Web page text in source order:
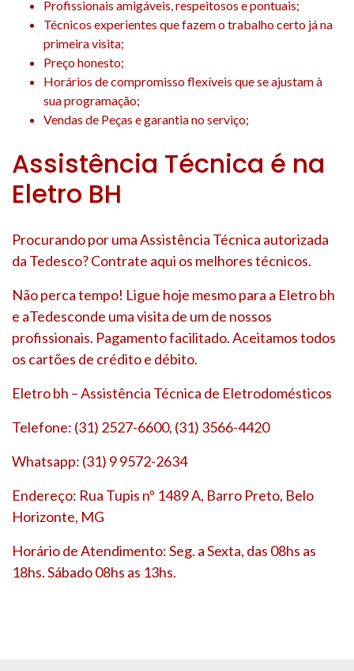
Profissionais amigáveis, respeitosos e pontuais;
Técnicos experientes que fazem o trabalho certo já na
primeira visita;
Preço honesto;
Horários de compromisso flexíveis que se ajustam à
sua programação;
Vendas de Peças e garantia no serviço;
Assistência Técnica é na
Eletro BH
Procurando por uma Assistência Técnica autorizada
da Tedesco? Contrate aqui os melhores técnicos.
Não perca tempo! Ligue hoje mesmo para a Eletro bh
e aTedesconde uma visita de um de nossos
profissionais. Pagamento facilitado. Aceitamos todos
os cartões de crédito e débito.
Eletro bh – Assistência Técnica de Eletrodomésticos
Telefone: (31) 2527-6600, (31) 3566-4420
Whatsapp: (31) 9 9572-2634
Endereço: Rua Tupis nº 1489 A, Barro Preto, Belo
Horizonte, MG
Horário de Atendimento: Seg. a Sexta, das 08hs as
18hs. Sábado 08hs as 13hs.